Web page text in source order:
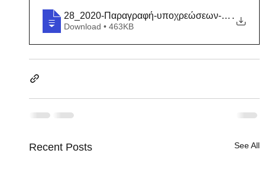
28_2020-Παραγραφή-υποχρεώσεων-της-
.
Download • 463KB
Recent Posts See All